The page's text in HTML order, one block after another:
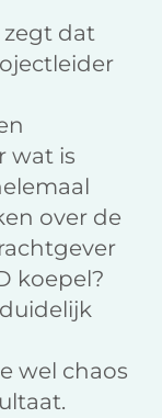
zegt dat
wat is
over de
koepel?
wel chaos